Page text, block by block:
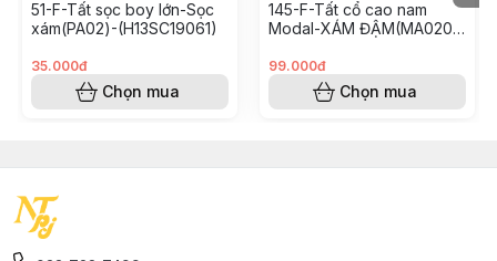
51-F-Tất sọc boy lớn-Sọc
xám(PA02)-(H13SC19061)
35.000đ
Chọn mua
145-F-Tất cổ cao nam
Modal-XÁM ĐẬM(MA020)-
99.000đ
Chọn mua